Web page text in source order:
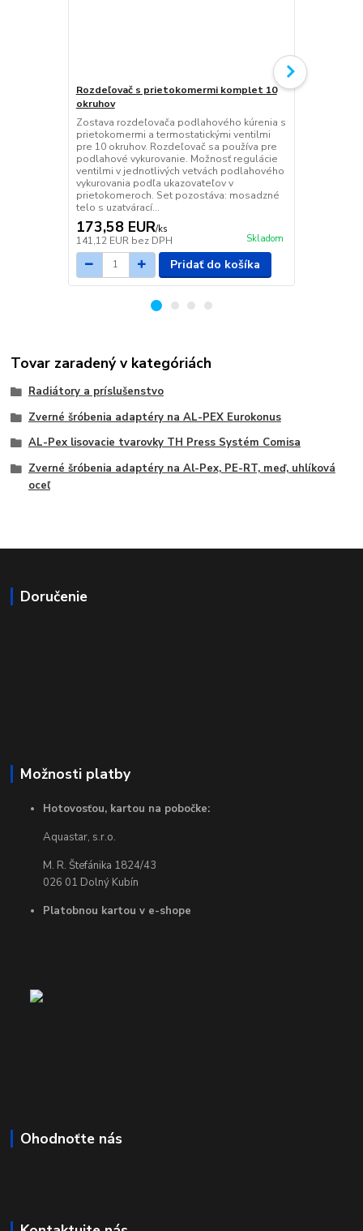
Rozdeľovač s prietokomermi komplet 10
okruhov
Zostava rozdeľovača podlahového kúrenia s
prietokomermi a termostatickými ventilmi
pre 10 okruhov. Rozdeľovač sa používa pre
podlahové vykurovanie. Možnosť regulácie
ventilmi v jednotlivých vetvách podlahového
vykurovania podľa ukazovateľov v
prietokomeroch. Set pozostáva: mosadzné
telo s uzatvárací...
173,58 EUR/ks
141,12 EUR bez DPH Skladom
Pridať do košíka
Tovar zaradený v kategóriách
Radiátory a príslušenstvo
Zverné šróbenia adaptéry na AL-PEX Eurokonus
AL-Pex lisovacie tvarovky TH Press Systém Comisa
Zverné šróbenia adaptéry na Al-Pex, PE-RT, meď, uhlíková
oceľ
Doručenie
Možnosti platby
Hotovosťou, kartou na pobočke:
Aquastar, s.r.o.
M. R. Štefánika 1824/43
026 01 Dolný Kubín
Platobnou kartou v e-shope
Ohodnoťte nás